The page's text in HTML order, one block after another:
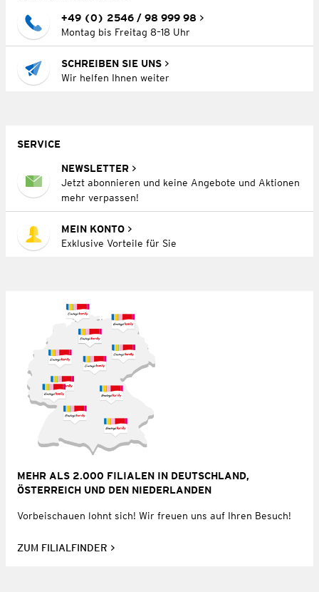
+49 (0) 2546 / 98 999 98
Montag bis Freitag 8–18 Uhr
SCHREIBEN SIE UNS
Wir helfen Ihnen weiter
SERVICE
NEWSLETTER
Jetzt abonnieren und keine Angebote und Aktionen
mehr verpassen!
MEIN KONTO
Exklusive Vorteile für Sie
MEHR ALS 2.000 FILIALEN IN DEUTSCHLAND,
ÖSTERREICH UND DEN NIEDERLANDEN
Vorbeischauen lohnt sich! Wir freuen uns auf Ihren Besuch!
ZUM FILIALFINDER